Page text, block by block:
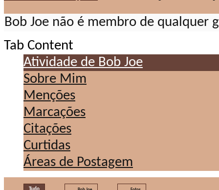
Bob Joe não é membro de qualquer
Tab Content
Atividade de Bob Joe
Sobre Mim
Menções
Marcações
Citações
Curtidas
Áreas de Postagem